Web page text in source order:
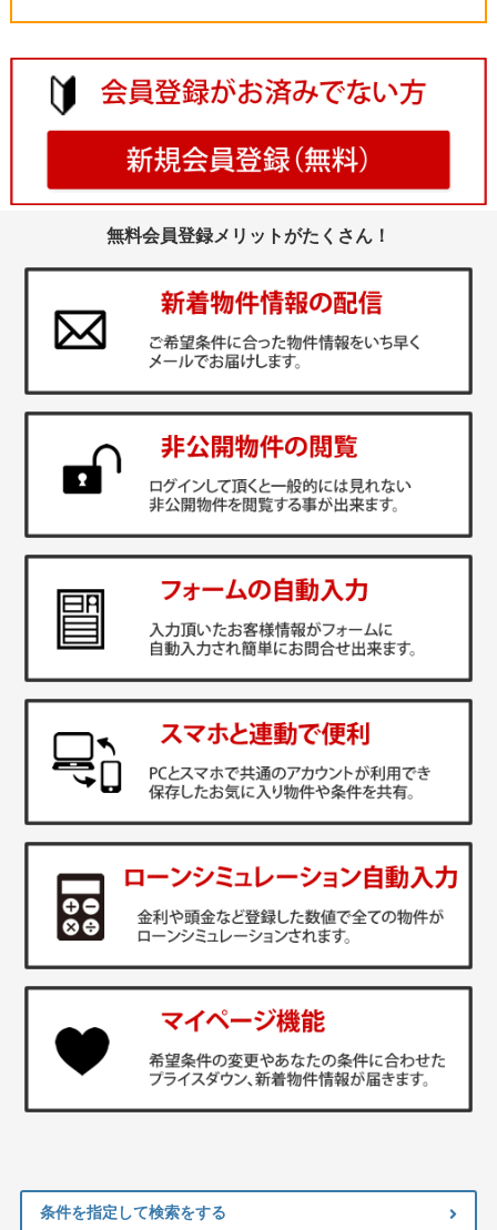
無料会員登録メリットがたくさん！
条件を指定して検索をする